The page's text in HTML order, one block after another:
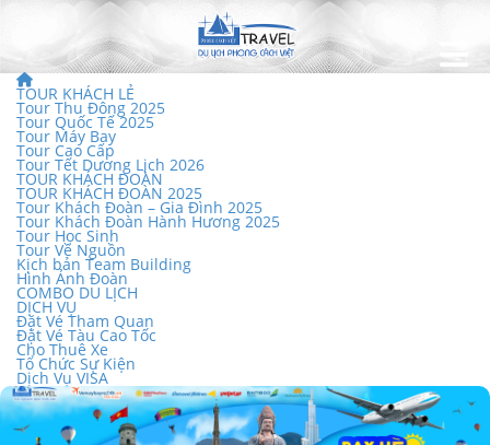
TOUR KHÁCH LẺ
Tour Thu Đông 2025
Tour Quốc Tế 2025
Tour Máy Bay
Tour Cao Cấp
Tour Tết Dương Lịch 2026
TOUR KHÁCH ĐOÀN
TOUR KHÁCH ĐOÀN 2025
Tour Khách Đoàn – Gia Đình 2025
Tour Khách Đoàn Hành Hương 2025
Tour Học Sinh
Tour Về Nguồn
Kịch bản Team Building
Hình Ảnh Đoàn
COMBO DU LỊCH
DỊCH VỤ
Đặt Vé Tham Quan
Đặt Vé Tàu Cao Tốc
Cho Thuê Xe
Tổ Chức Sự Kiện
Dịch Vụ VISA